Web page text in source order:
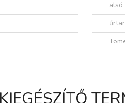
alsó
KIEGÉSZÍTŐ